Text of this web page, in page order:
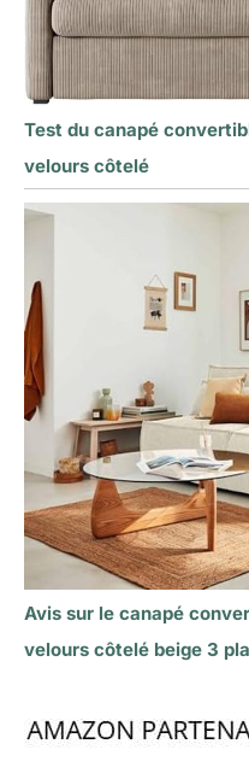
Test du canapé
velours côtelé
Avis sur le canapé
velours côtelé beige 3